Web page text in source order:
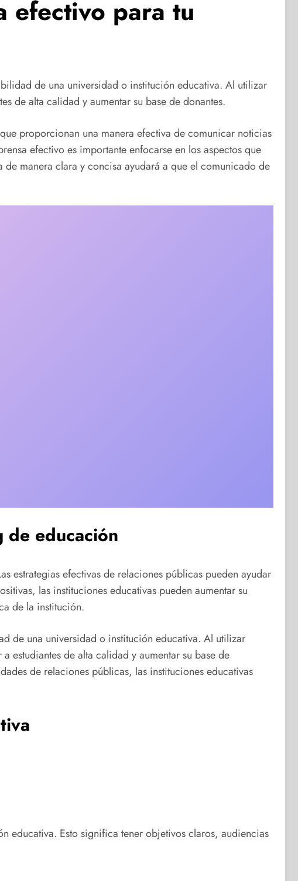
efectivo para tu
de una universidad o institución educativa. Al utilizar
de alta calidad y aumentar su base de donantes.
proporcionan una manera efectiva de comunicar noticias
efectivo es importante enfocarse en los aspectos que
manera clara y concisa ayudará a que el comunicado de
de educación
estrategias efectivas de relaciones públicas pueden ayudar
las instituciones educativas pueden aumentar su
de la institución.
de una universidad o institución educativa. Al utilizar
estudiantes de alta calidad y aumentar su base de
de relaciones públicas, las instituciones educativas
educativa. Esto significa tener objetivos claros, audiencias